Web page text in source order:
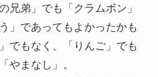
兄弟」でも「クラムボン」
」であってもよかったかも
でもなく、「りんご」でも
やまなし」。